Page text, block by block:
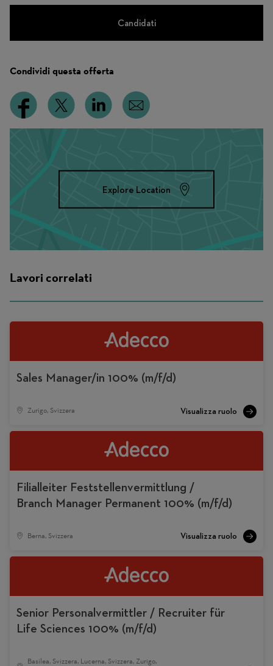
Candidati
Condividi questa offerta
Explore Location
Lavori correlati
Sales Manager/in 100% (m/f/d)
Zurigo, Svizzera
Filialleiter Feststellenvermittlung /
Branch Manager Permanent 100% (m/f/d)
Berna, Svizzera
Senior Personalvermittler / Recruiter für
Life Sciences 100% (m/f/d)
Basilea, Svizzera, Lucerna, Svizzera, Zurigo,